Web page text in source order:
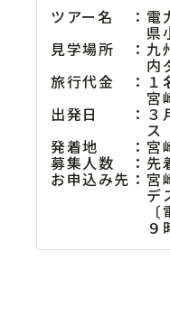
ツアー名 ： 電
県
見学場所 ： 九
内
旅行代金 ： １
宮
出発日 ： ３
ス
発着地 ： 宮
募集人数 ： 先
お申込み先 ： 宮
デ
９